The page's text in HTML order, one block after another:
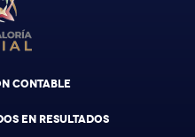
CONTABLE
EN RESULTADOS